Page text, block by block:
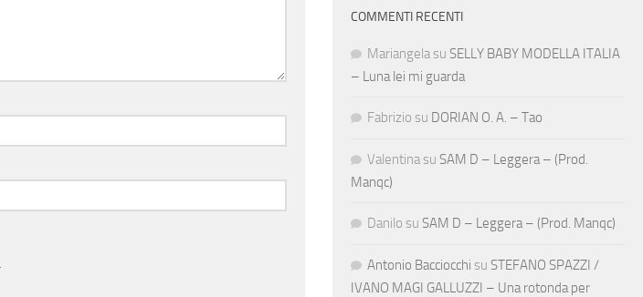
COMMENTI RECENTI
Mariangela su SELLY BABY MODELLA ITALIA
– Luna lei mi guarda
Fabrizio su DORIAN O. A. – Tao
Valentina su SAM D – Leggera – (Prod.
Manqc)
Danilo su SAM D – Leggera – (Prod. Manqc)
Antonio Bacciocchi su STEFANO SPAZZI /
IVANO MAGI GALLUZZI – Una rotonda per